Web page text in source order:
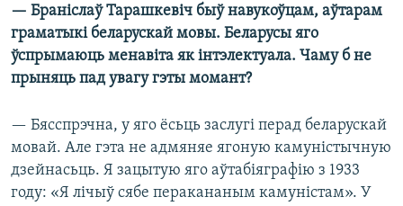
— Браніслаў Тарашкевіч быў навукоўцам, аўтарам
граматыкі беларускай мовы. Беларусы яго
ўспрымаюць менавіта як інтэлектуала. Чаму б не
прыняць пад увагу гэты момант?
— Бясспрэчна, у яго ёсьць заслугі перад беларускай
мовай. Але гэта не адмяняе ягоную камуністычную
дзейнасьць. Я зацытую яго аўтабіяграфію з 1933
году: «Я лічыў сябе перакананым камуністам». У